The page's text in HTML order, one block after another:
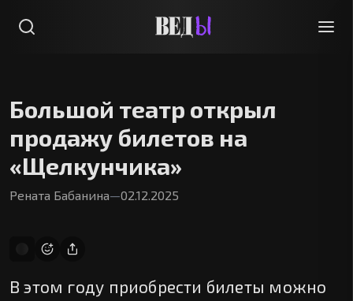
Большой театр открыл
продажу билетов на
«Щелкунчика»
Рената Бабанина—02.12.2025
В этом году приобрести билеты можно